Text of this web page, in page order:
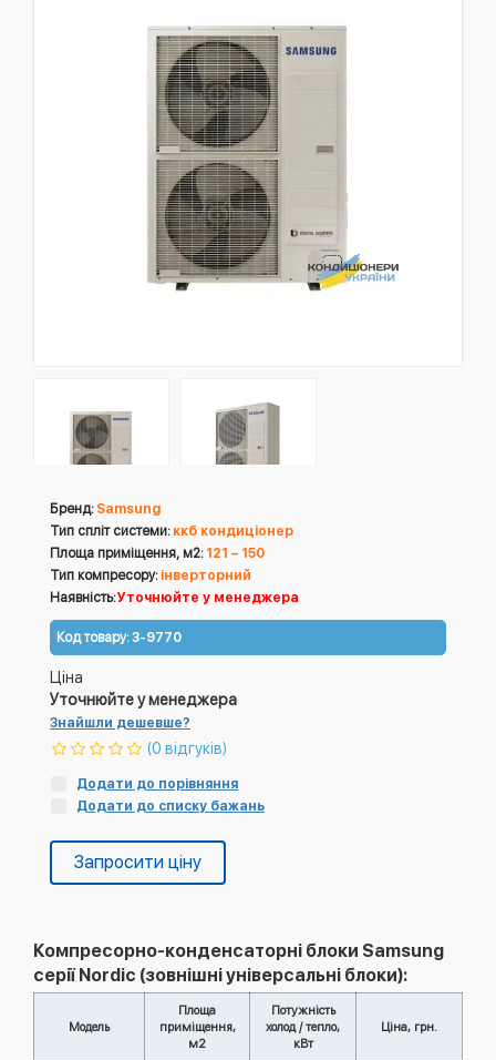
Бренд: Samsung
Тип спліт системи: ккб кондиціонер
Площа приміщення, м2: 121 – 150
Тип компресору: інверторний
Наявність:Уточнюйте у менеджера
Код товару:3-9770
Ціна
Уточнюйте у менеджера
Знайшли дешевше?
(0 відгуків)
Додати до порівняння
Додати до списку бажань
Запросити ціну
Компресорно-конденсаторні блоки Samsung
серії Nordic (зовнішні універсальні блоки):
Модель
Площа
приміщення,
м2
Потужність
холод / тепло,
кВт
Ціна, грн.